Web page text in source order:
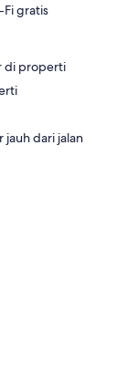
gratis
di properti
jauh dari jalan